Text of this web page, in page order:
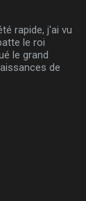
rapide, j'ai vu
le roi
le grand
de